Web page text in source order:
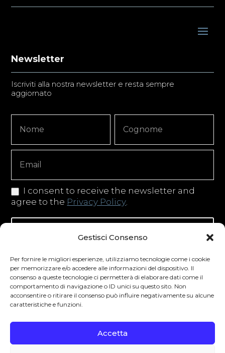
Gestisci Consenso
Per fornire le migliori esperienze, utilizziamo tecnologie come i cookie
per memorizzare e/o accedere alle informazioni del dispositivo. Il
consenso a queste tecnologie ci permetterà di elaborare dati come il
comportamento di navigazione o ID unici su questo sito. Non
acconsentire o ritirare il consenso può influire negativamente su alcune
caratteristiche e funzioni.
Accetta
Newsletter
Iscriviti alla nostra newsletter e resta sempre
aggiornato
Signup
Copy
I consent to receive the newsletter and
agree to the Privacy Policy.
Iscriviti alla newsletter
Degustibus invita al consumo responsabile.
La vendita di bevande alcoliche è vietata ai
Paese di residenza. L’abuso di alcol è
pericoloso per la salute.